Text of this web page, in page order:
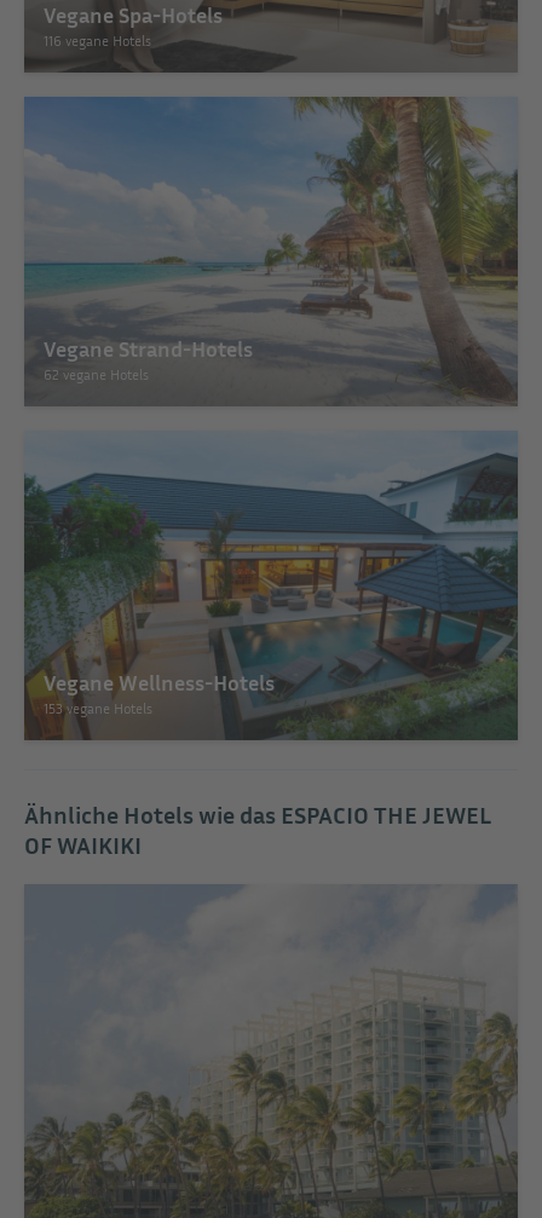
Vegane Spa-Hotels
116 vegane Hotels
Vegane Strand-Hotels
62 vegane Hotels
Vegane Wellness-Hotels
153 vegane Hotels
Ähnliche Hotels wie das ESPACIO THE JEWEL
OF WAIKIKI